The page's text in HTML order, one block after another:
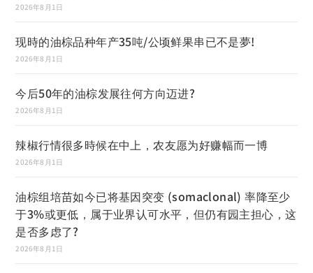
2026年8月1日
现時的油棕品种年产35吨/公顷鲜果串已不是夢!
2026年8月1日
今后50年的油棕发展往何方向迈进?
2026年8月1日
辣椒行情很多時候在中上，农友愿为好赚幅而一博
2026年8月1日
油棕组培苗如今已将基因突变 (somaclonal) 率降至少
于3%或更低，属于业界认可水平，但仍有园主担心，这
是否多虑了?
2026年8月1日